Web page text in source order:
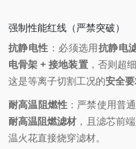
强制性能红线（严禁突破）
抗静电性 ：必须选用抗静电
电骨架 + 接地装置，否则超
这是等离子切割工况的安全
耐高温阻燃性 ：严禁使用普
耐高温阻燃滤材 ，且滤芯前
温火花直接烧穿滤材。